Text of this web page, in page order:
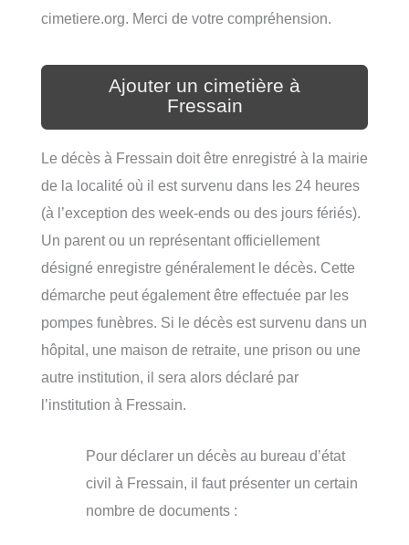
cimetiere.org. Merci de votre compréhension.
Ajouter un cimetière à
Fressain
Le décès à Fressain doit être enregistré à la mairie
de la localité où il est survenu dans les 24 heures
(à l’exception des week-ends ou des jours fériés).
Un parent ou un représentant officiellement
désigné enregistre généralement le décès. Cette
démarche peut également être effectuée par les
pompes funèbres. Si le décès est survenu dans un
hôpital, une maison de retraite, une prison ou une
autre institution, il sera alors déclaré par
l’institution à Fressain.
Pour déclarer un décès au bureau d’état
civil à Fressain, il faut présenter un certain
nombre de documents :